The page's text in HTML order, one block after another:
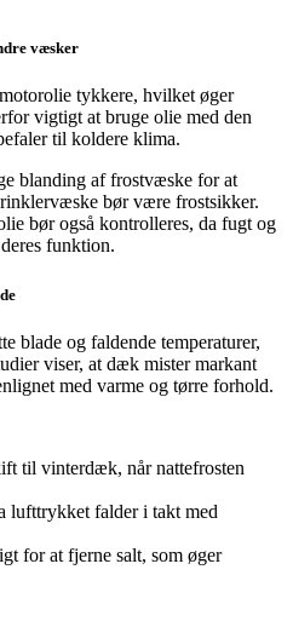
væsker
tykkere, hvilket øger
vigtigt at bruge olie med den
til koldere klima.
blanding af frostvæske for at
bør være frostsikker.
bør også kontrolleres, da fugt og
funktion.
blade og faldende temperaturer,
viser, at dæk mister markant
med varme og tørre forhold.
til vinterdæk, når nattefrosten
falder i takt med
for at fjerne salt, som øger